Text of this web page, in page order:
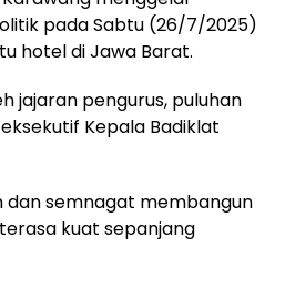
pada Sabtu (26/7/2025)
hotel di Jawa Barat.
jajaran pengurus, puluhan
Kepala Badiklat
dan semnagat membangun
kuat sepanjang